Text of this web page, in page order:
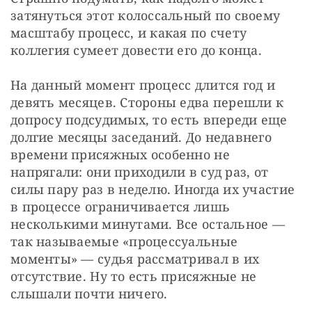
затянуться этот колоссальный по своему
масштабу процесс, и какая по счету
коллегия сумеет довести его до конца.
На данный момент процесс длится год и
девять месяцев. Стороны едва перешли к
допросу подсудимых, то есть впереди еще
долгие месяцы заседаний. До недавнего
времени присяжных особенно не
напрягали: они приходили в суд раз, от
силы пару раз в неделю. Иногда их участие
в процессе ограничивается лишь
несколькими минутами. Все остальное — ​
так называемые «процессуальные
моменты» — ​судья рассматривал в их
отсутствие. Ну то есть присяжные не
слышали почти ничего.